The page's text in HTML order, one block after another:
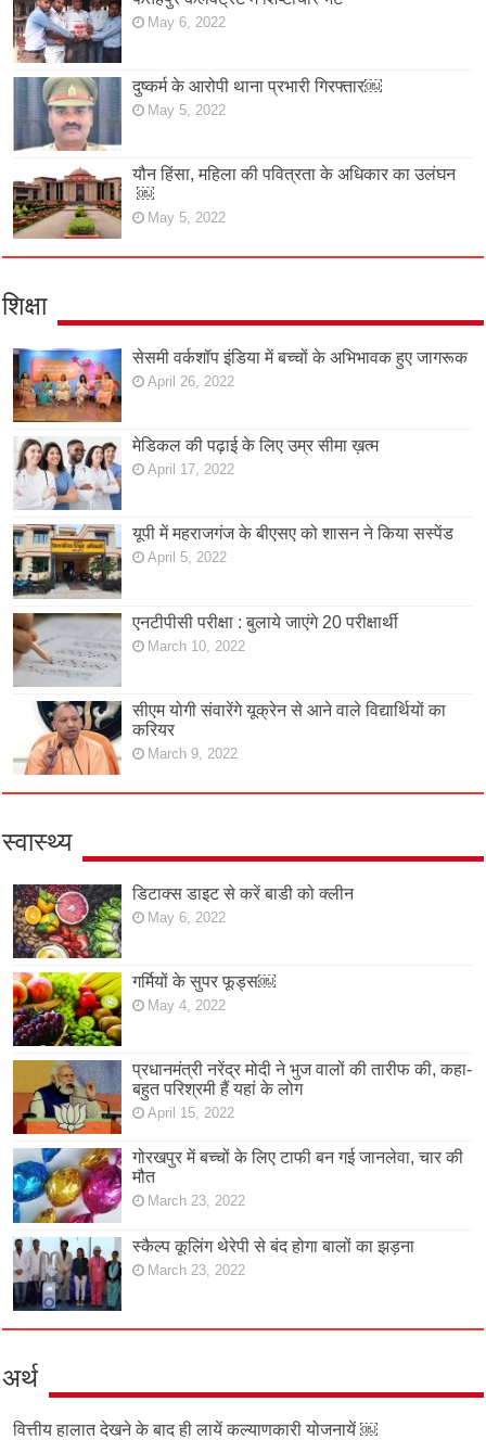
May 6, 2022
दुष्कर्म के आरोपी थाना प्रभारी गिरफ्तार￼
May 5, 2022
यौन हिंसा, महिला की पवित्रता के अधिकार का उलंघन
￼
May 5, 2022
शिक्षा
सेसमी वर्कशॉप इंडिया में बच्चों के अभिभावक हुए जागरूक
April 26, 2022
मेडिकल की पढ़ाई के लिए उम्र सीमा ख़त्म
April 17, 2022
यूपी में महराजगंज के बीएसए को शासन ने किया सस्पेंड
April 5, 2022
एनटीपीसी परीक्षा : बुलाये जाएंगे 20 परीक्षार्थी
March 10, 2022
सीएम योगी संवारेंगे यूक्रेन से आने वाले विद्यार्थियों का
करियर
March 9, 2022
स्वास्थ्य
डिटाक्स डाइट से करें बाडी को क्लीन
May 6, 2022
गर्मियों के सुपर फूड्स￼
May 4, 2022
प्रधानमंत्री नरेंद्र मोदी ने भुज वालों की तारीफ की, कहा-
बहुत परिश्रमी हैं यहां के लोग
April 15, 2022
गोरखपुर में बच्चों के लिए टाफी बन गई जानलेवा, चार की
मौत
March 23, 2022
स्कैल्प कूलिंग थेरेपी से बंद होगा बालों का झड़ना
March 23, 2022
अर्थ
वित्तीय हालात देखने के बाद ही लायें कल्याणकारी योजनायें ￼